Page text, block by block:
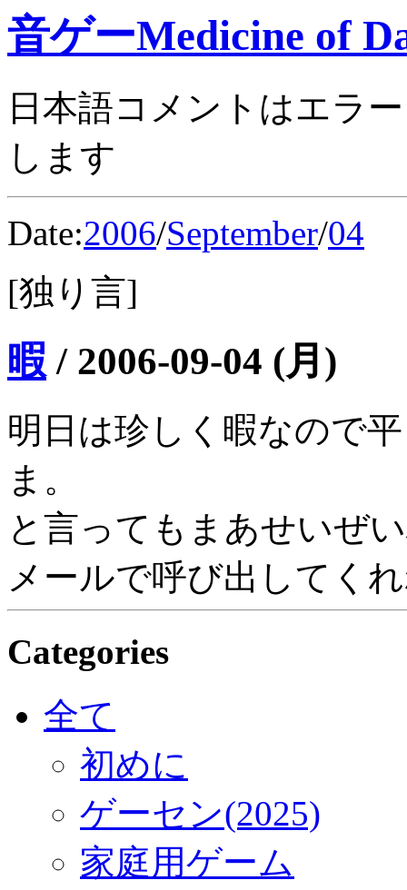
音ゲーMedicine of
日本語コメントはエラ
します
Date:2006/September/04
[独り言]
暇 / 2006-09-04 (月)
明日は珍しく暇なので
ま。
と言ってもまあせいぜ
メールで呼び出してく
Categories
全て
初めに
ゲーセン(2025)
家庭用ゲーム